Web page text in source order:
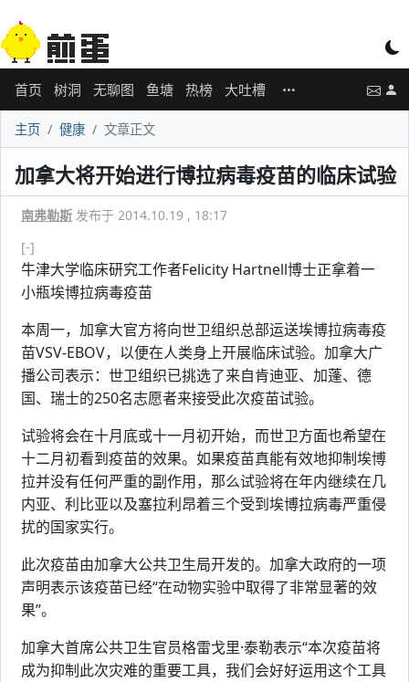
首页 树洞 无聊图 鱼塘 热榜 大吐槽
主页 健康 文章正文
加拿大将开始进行博拉病毒疫苗的临床试验
南弗勒斯 发布于 2014.10.19 , 18:17
[-]
牛津大学临床研究工作者Felicity Hartnell博士正拿着一
小瓶埃博拉病毒疫苗
本周一，加拿大官方将向世卫组织总部运送埃博拉病毒疫
苗VSV-EBOV，以便在人类身上开展临床试验。加拿大广
播公司表示：世卫组织已挑选了来自肯迪亚、加蓬、德
国、瑞士的250名志愿者来接受此次疫苗试验。
试验将会在十月底或十一月初开始，而世卫方面也希望在
十二月初看到疫苗的效果。如果疫苗真能有效地抑制埃博
拉并没有任何严重的副作用，那么试验将在年内继续在几
内亚、利比亚以及塞拉利昂着三个受到埃博拉病毒严重侵
扰的国家实行。
此次疫苗由加拿大公共卫生局开发的。加拿大政府的一项
声明表示该疫苗已经“在动物实验中取得了非常显著的效
果”。
加拿大首席公共卫生官员格雷戈里·泰勒表示“本次疫苗将
成为抑制此次灾难的重要工具，我们会好好运用这个工具